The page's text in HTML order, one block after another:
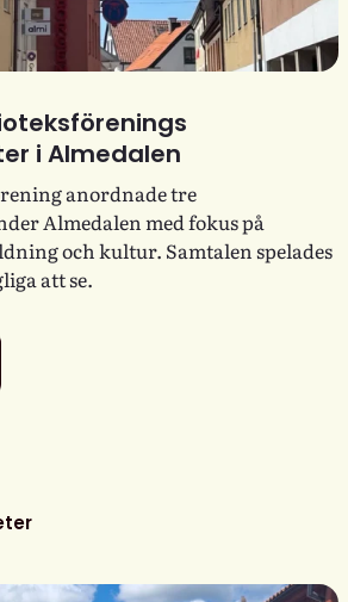
i Almedalen
anordnade tre
Almedalen med fokus på
och kultur. Samtalen spelades
att se.